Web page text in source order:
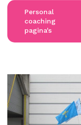
Personal
coaching
pagina's